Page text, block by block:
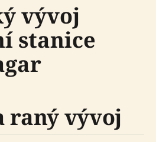
vývoj
stanice
raný vývoj